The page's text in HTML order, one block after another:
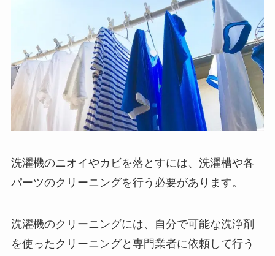
洗濯機のニオイやカビを落とすには、洗濯槽や各
パーツのクリーニングを行う必要があります。
洗濯機のクリーニングには、自分で可能な洗浄剤
を使ったクリーニングと専門業者に依頼して行う